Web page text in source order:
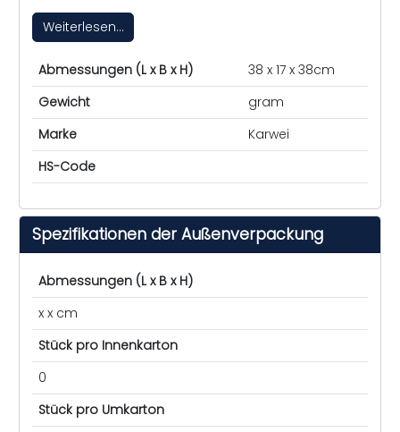
Weiterlesen...
Abmessungen (L x B x H)
38 x 17 x 38cm
Gewicht
gram
Marke
Karwei
HS-Code
Spezifikationen der Außenverpackung
Abmessungen (L x B x H)
x x cm
Stück pro Innenkarton
0
Stück pro Umkarton